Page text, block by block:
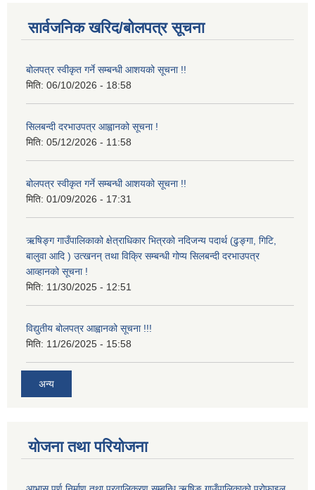
सार्वजनिक खरिद/बोलपत्र सूचना
बोलपत्र स्वीकृत गर्ने सम्बन्धी आशयको सूचना !!
मिति: 06/10/2026 - 18:58
सिलबन्दी दरभाउपत्र आह्वानको सूचना !
मिति: 05/12/2026 - 11:58
बोलपत्र स्वीकृत गर्ने सम्बन्धी आशयको सूचना !!
मिति: 01/09/2026 - 17:31
ऋषिङ्ग गाउँपालिकाको क्षेत्राधिकार भित्रको नदिजन्य पदार्थ (ढुङ्गा, गिटि,
बालुवा आदि ) उत्खनन् तथा विक्रि सम्बन्धी गोप्य सिलबन्दी दरभाउपत्र
आव्हानको सूचना !
मिति: 11/30/2025 - 12:51
विद्युतीय बोलपत्र आह्वानको सूचना !!!
मिति: 11/26/2025 - 15:58
अन्य
योजना तथा परियोजना